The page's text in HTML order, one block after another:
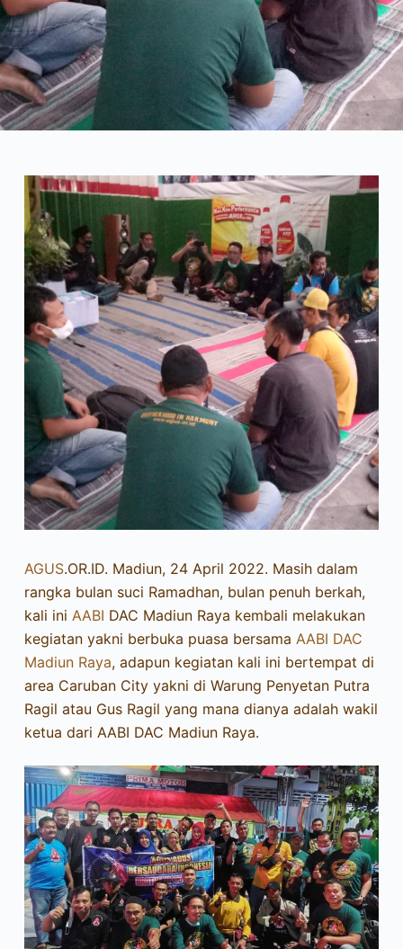
AGUS.OR.ID. Madiun, 24 April 2022. Masih dalam
rangka bulan suci Ramadhan, bulan penuh berkah,
kali ini AABI DAC Madiun Raya kembali melakukan
kegiatan yakni berbuka puasa bersama AABI DAC
Madiun Raya, adapun kegiatan kali ini bertempat di
area Caruban City yakni di Warung Penyetan Putra
Ragil atau Gus Ragil yang mana dianya adalah wakil
ketua dari AABI DAC Madiun Raya.